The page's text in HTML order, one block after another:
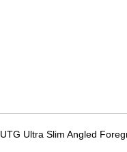
UTG Ultra Slim Angled